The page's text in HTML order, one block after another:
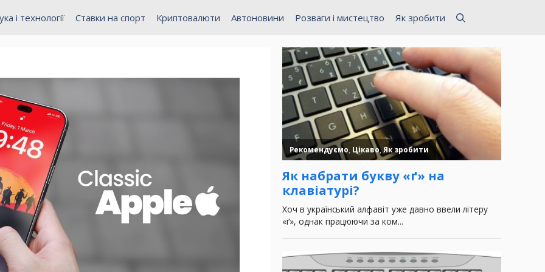
і технології Ставки на спорт Криптовалюти Автоновини Розваги і мистецтво Як зробити